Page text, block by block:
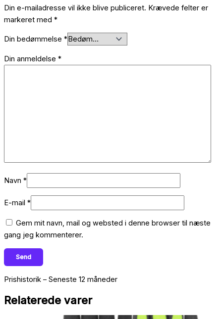
Din e-mailadresse vil ikke blive publiceret. Krævede felter er
markeret med *
Din bedømmelse *
Din anmeldelse *
Navn *
E-mail *
Gem mit navn, mail og websted i denne browser til næste
gang jeg kommenterer.
Prishistorik – Seneste 12 måneder
Relaterede varer